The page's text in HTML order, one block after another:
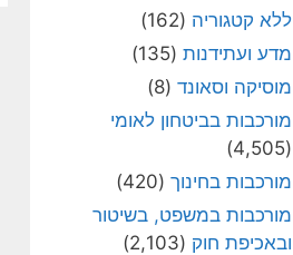
ללא קטגוריה (162)
מדע ועתידנות (135)
מוסיקה וסאונד (8)
מורכבות בביטחון לאומי
(4,505)
מורכבות בחינוך (420)
מורכבות במשפט, בשיטור
ובאכיפת חוק (2,103)